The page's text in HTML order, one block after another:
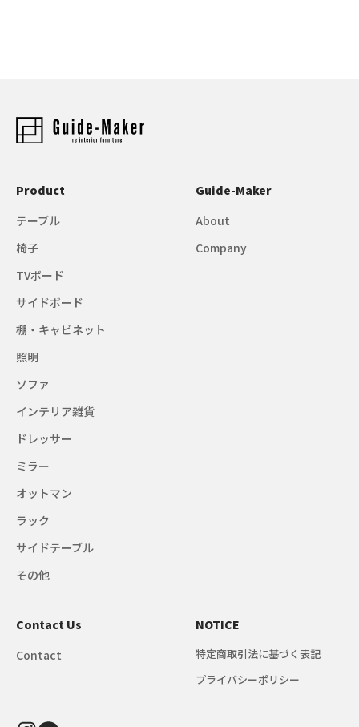
Product
テーブル
椅子
TVボード
サイドボード
棚・キャビネット
照明
ソファ
インテリア雑貨
ドレッサー
ミラー
オットマン
ラック
サイドテーブル
その他
Guide-Maker
About
Company
Contact Us
Contact
NOTICE
特定商取引法に基づく表記
プライバシーポリシー